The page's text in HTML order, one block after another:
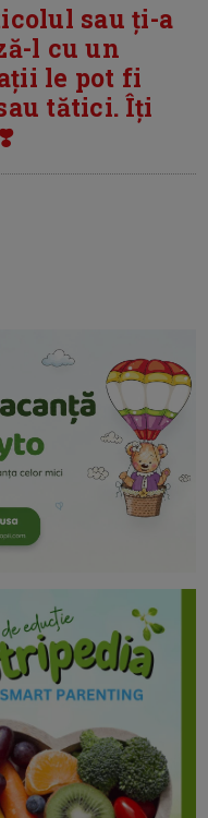
sau ți-a
l cu un
le pot fi
tătici. Îți